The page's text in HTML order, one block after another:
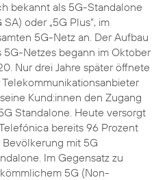
bekannt als 5G-Standalone
SA) oder „5G Plus“, im
5G-Netz an. Der Aufbau
5G-Netzes begann im Oktober
Nur drei Jahre später öffnete
Telekommunikationsanbieter
Kund:innen den Zugang
Standalone. Heute versorgt
bereits 96 Prozent
Bevölkerung mit 5G
Im Gegensatz zu
5G (Non-